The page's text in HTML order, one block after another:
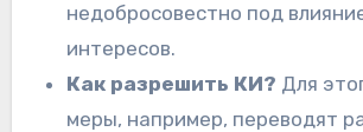
недобросовестно под
интересов.
Как разрешить КИ? Для
меры, например, переводят